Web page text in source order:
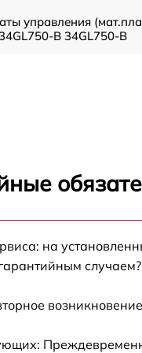
управления
B 34GL750-B
питания LG
34GL750-B
на
случаем?